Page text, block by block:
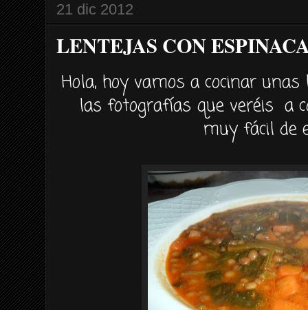
21 dic 2012
LENTEJAS CON
Hola, hoy vamos a cocinar
las fotografías que veréis a
muy fácil de